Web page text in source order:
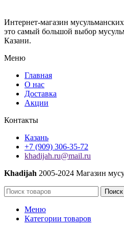
орнаментами
расшита
бисером
под
на
заказ
в
течение
оплата
Интернет-магазин
это самый большой выбор
Казани.
Меню
Главная
О нас
Доставка
Акции
Контакты
Казань
+7 (909) 306-35-72
khadijah.ru@mail.ru
Khadijah 2005-2024 Магазин
Поиск
Меню
Категории товаров